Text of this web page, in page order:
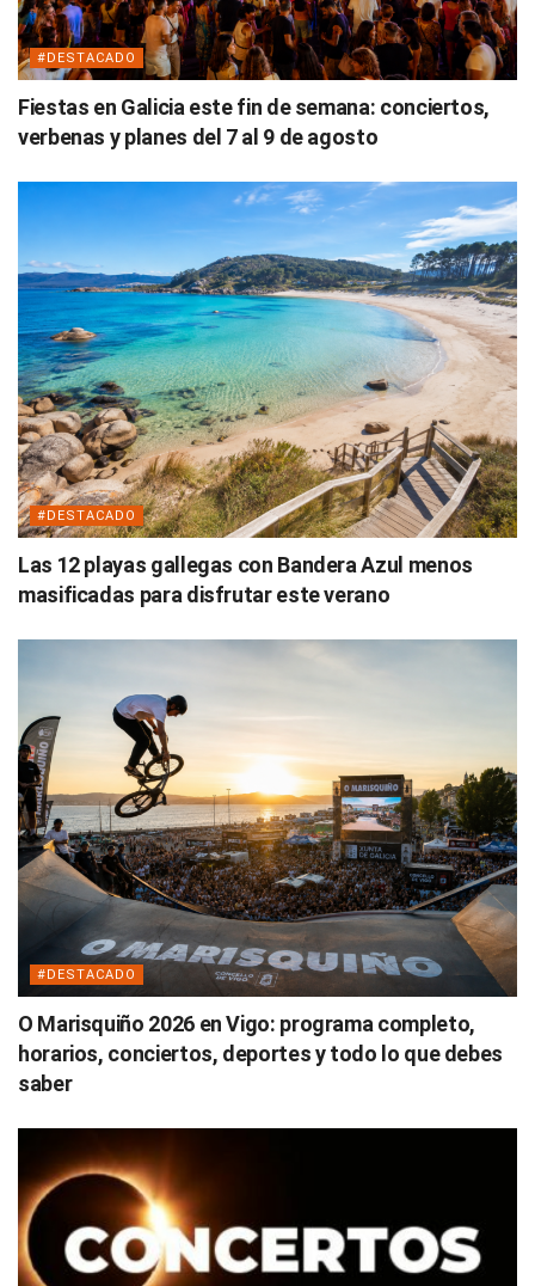
#DESTACADO
Fiestas en Galicia este fin de semana: conciertos,
verbenas y planes del 7 al 9 de agosto
#DESTACADO
Las 12 playas gallegas con Bandera Azul menos
masificadas para disfrutar este verano
#DESTACADO
O Marisquiño 2026 en Vigo: programa completo,
horarios, conciertos, deportes y todo lo que debes
saber